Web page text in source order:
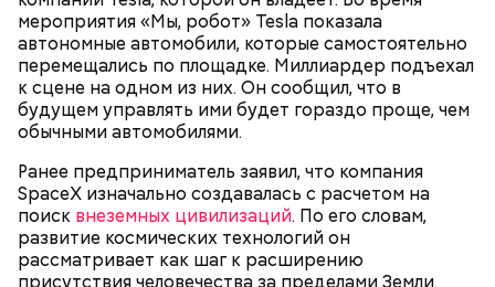
мероприятия «Мы, робот» Tesla показала
автономные автомобили, которые самостоятельно
перемещались по площадке. Миллиардер подъехал
к сцене на одном из них. Он сообщил, что в
будущем управлять ими будет гораздо проще, чем
обычными автомобилями.
Ранее предприниматель заявил, что компания
SpaceX изначально создавалась с расчетом на
поиск внеземных цивилизаций. По его словам,
развитие космических технологий он
рассматривает как шаг к расширению
присутствия человечества за пределами Земли.
Фото: Shutterstock
Он находился на посту менеджера, занимался
наймом персонала и продажей продуктов. В 2000
Окружающие отмечали, что Носс была в здравом
уме до конца жизни. Интересно, что когда в
возрасте 117 лет ей сообщили, что она теперь
Канэ Танака (119 лет)